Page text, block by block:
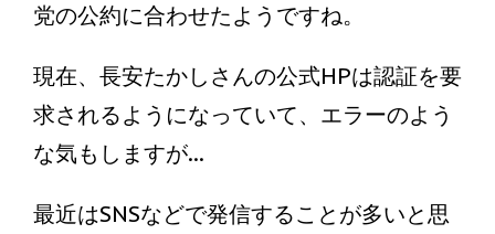
党の公約に合わせたようですね。
現在、長安たかしさんの公式HPは認証を要
求されるようになっていて、エラーのよう
な気もしますが...
最近はSNSなどで発信することが多いと思